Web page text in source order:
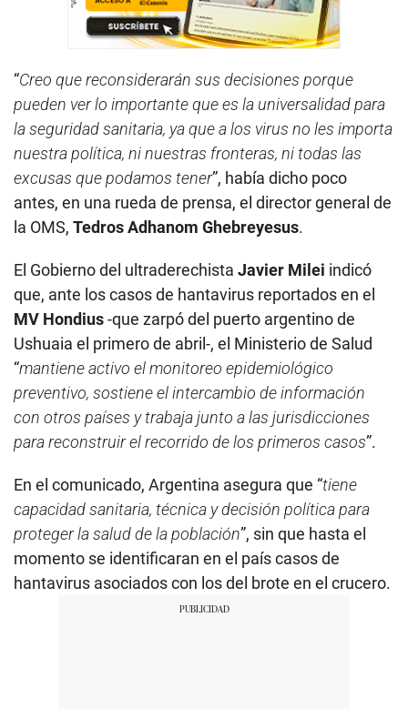
“Creo que reconsiderarán sus decisiones porque
pueden ver lo importante que es la universalidad para
la seguridad sanitaria, ya que a los virus no les importa
nuestra política, ni nuestras fronteras, ni todas las
excusas que podamos tener”, había dicho poco
antes, en una rueda de prensa, el director general de
la OMS, Tedros Adhanom Ghebreyesus.
El Gobierno del ultraderechista Javier Milei indicó
que, ante los casos de hantavirus reportados en el
MV Hondius-que zarpó del puerto argentino de
Ushuaia el primero de abril-, el Ministerio de Salud
“mantiene activo el monitoreo epidemiológico
preventivo, sostiene el intercambio de información
con otros países y trabaja junto a las jurisdicciones
para reconstruir el recorrido de los primeros casos”.
En el comunicado, Argentina asegura que “tiene
capacidad sanitaria, técnica y decisión política para
proteger la salud de la población”, sin que hasta el
momento se identificaran en el país casos de
hantavirus asociados con los del brote en el crucero.